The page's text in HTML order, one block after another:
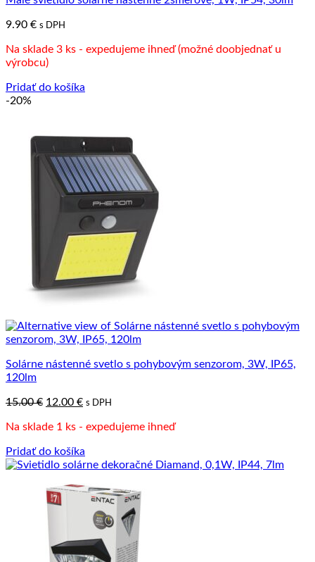
9.90 € s DPH
Na sklade 3 ks - expedujeme ihneď (možné doobjednať u
výrobcu)
Pridať do košíka
-20%
Solárne nástenné svetlo s pohybovým senzorom, 3W, IP65,
120lm
15.00€ Pôvodná
bola:
12.00 €Aktuálna
je:
s DPH
Na sklade 1 ks - expedujeme ihneď
Pridať do košíka